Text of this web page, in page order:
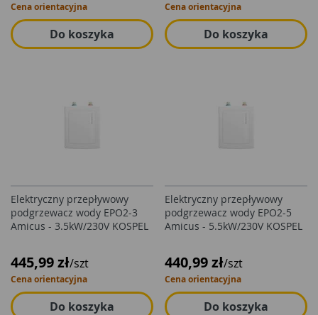
Cena orientacyjna
Do koszyka
Cena orientacyjna
Do koszyka
Elektryczny przepływowy
podgrzewacz wody EPO2-3
Amicus - 3.5kW/230V KOSPEL
445,99 zł/szt
Cena orientacyjna
Do koszyka
Elektryczny przepływowy
podgrzewacz wody EPO2-5
Amicus - 5.5kW/230V KOSPEL
440,99 zł/szt
Cena orientacyjna
Do koszyka